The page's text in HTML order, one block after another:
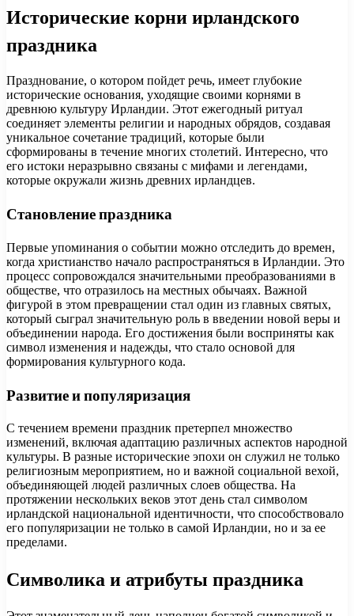
Исторические корни ирландского
праздника
Празднование, о котором пойдет речь, имеет глубокие
исторические основания, уходящие своими корнями в
древнюю культуру Ирландии. Этот ежегодный ритуал
соединяет элементы религии и народных обрядов, создавая
уникальное сочетание традиций, которые были
сформированы в течение многих столетий. Интересно, что
его истоки неразрывно связаны с мифами и легендами,
которые окружали жизнь древних ирландцев.
Становление праздника
Первые упоминания о событии можно отследить до времен,
когда христианство начало распространяться в Ирландии. Это
процесс сопровождался значительными преобразованиями в
обществе, что отразилось на местных обычаях. Важной
фигурой в этом превращении стал один из главных святых,
который сыграл значительную роль в введении новой веры и
объединении народа. Его достижения были восприняты как
символ изменения и надежды, что стало основой для
формирования культурного кода.
Развитие и популяризация
С течением времени праздник претерпел множество
изменений, включая адаптацию различных аспектов народной
культуры. В разные исторические эпохи он служил не только
религиозным мероприятием, но и важной социальной вехой,
объединяющей людей различных слоев общества. На
протяжении нескольких веков этот день стал символом
ирландской национальной идентичности, что способствовало
его популяризации не только в самой Ирландии, но и за ее
пределами.
Символика и атрибуты праздника